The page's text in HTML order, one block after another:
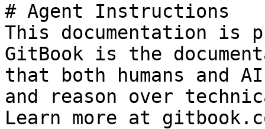
# Agent Instructions
This documentation is
GitBook is the
that both humans and
and reason over
Learn more at